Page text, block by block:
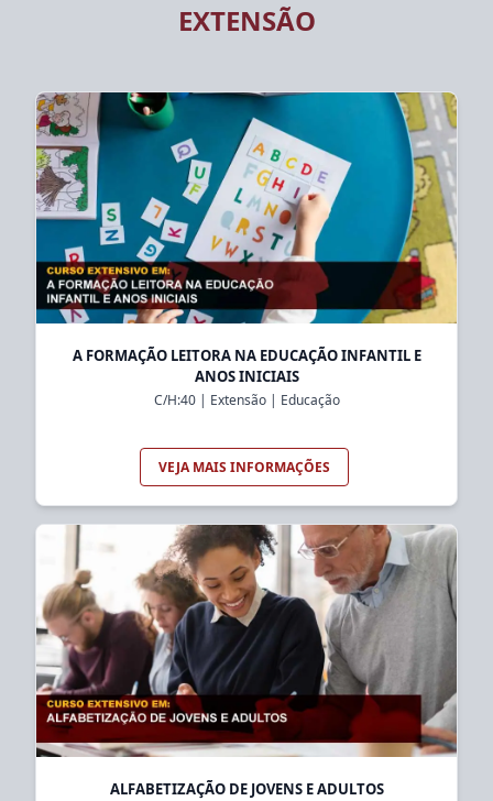
EXTENSÃO
A FORMAÇÃO LEITORA NA EDUCAÇÃO INFANTIL E
ANOS INICIAIS
C/H:40| Extensão| Educação
VEJA MAIS INFORMAÇÕES
ALFABETIZAÇÃO DE JOVENS E ADULTOS